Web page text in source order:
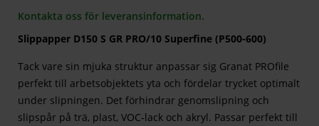
Kontakta oss för leveransinformation.
Slippapper D150 S GR PRO/10 Superfine (P500-600)
Tack vare sin mjuka struktur anpassar sig Granat PROfile
perfekt till arbetsobjektets yta och fördelar trycket optimalt
under slipningen. Det förhindrar genomslipning och
slipspår på trä, plast, VOC-lack och akryl. Passar perfekt till